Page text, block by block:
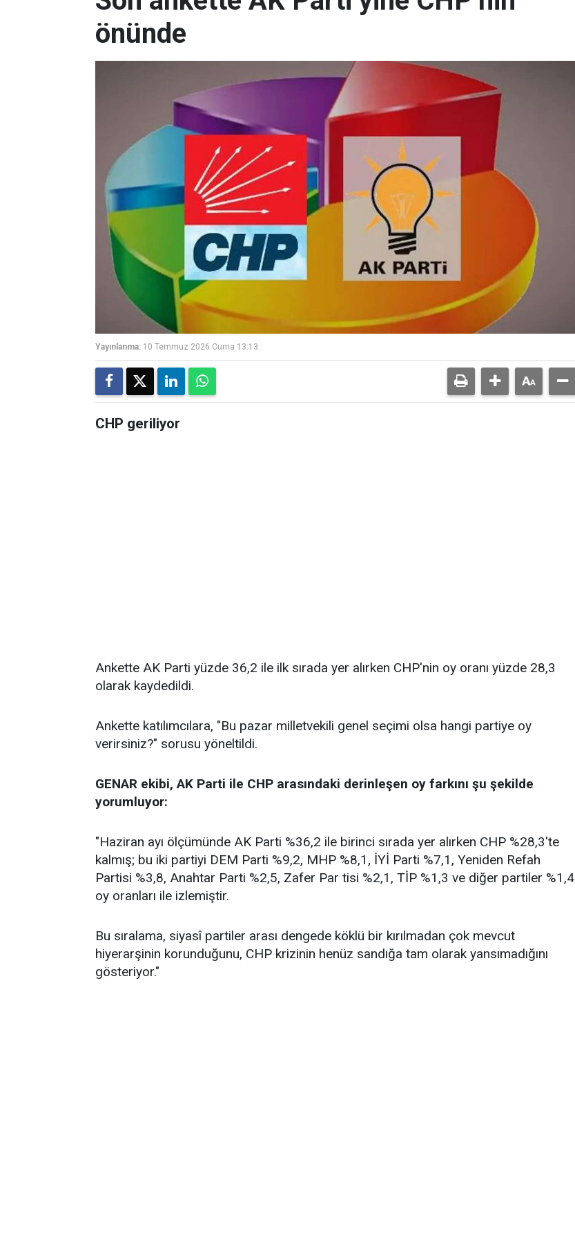
önünde
Yayınlanma: 10 Temmuz 2026 Cuma 13:13
CHP geriliyor
Ankette AK Parti yüzde 36,2 ile ilk sırada yer alırken CHP'nin oy oranı yüzde 28,3
olarak kaydedildi.
Ankette katılımcılara, "Bu pazar milletvekili genel seçimi olsa hangi partiye oy
verirsiniz?" sorusu yöneltildi.
GENAR ekibi, AK Parti ile CHP arasındaki derinleşen oy farkını şu şekilde
yorumluyor:
"Haziran ayı ölçümünde AK Parti %36,2 ile birinci sırada yer alırken CHP %28,3'te
kalmış; bu iki partiyi DEM Parti %9,2, MHP %8,1, İYİ Parti %7,1, Yeniden Refah
Partisi %3,8, Anahtar Parti %2,5, Zafer Par tisi %2,1, TİP %1,3 ve diğer partiler %1,4
oy oranları ile izlemiştir.
Bu sıralama, siyasî partiler arası dengede köklü bir kırılmadan çok mevcut
hiyerarşinin korunduğunu, CHP krizinin henüz sandığa tam olarak yansımadığını
gösteriyor."